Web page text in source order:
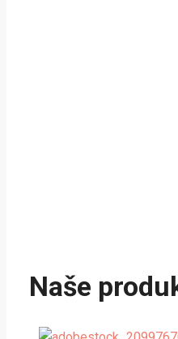
Naše